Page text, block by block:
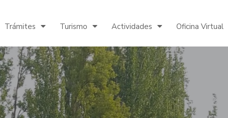
Trámites Turismo Actividades Oficina Virtual